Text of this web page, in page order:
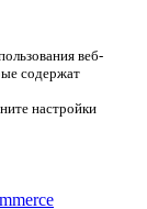
веб-
содержат
настройки